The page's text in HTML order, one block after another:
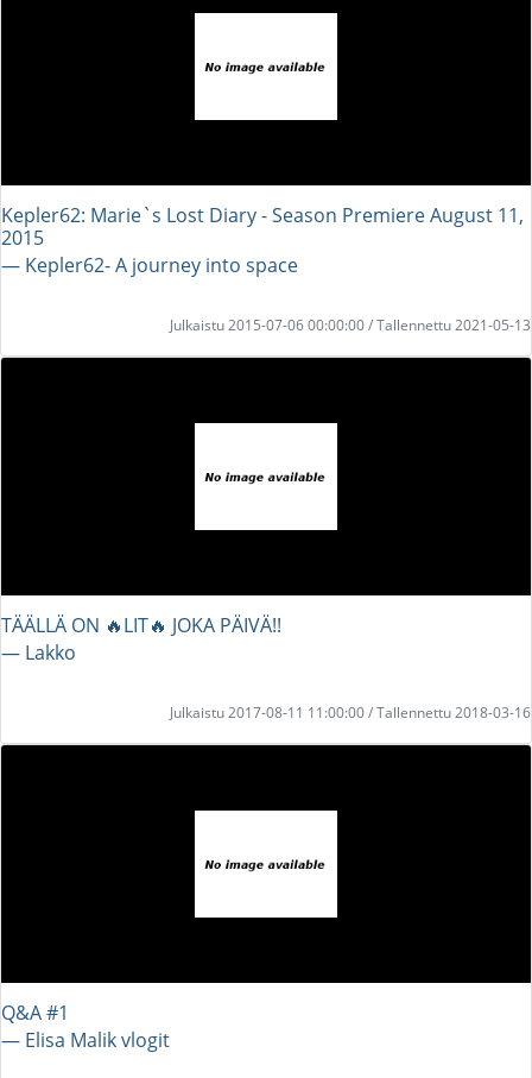
Kepler62: Marie`s Lost Diary - Season Premiere August 11,
2015
― Kepler62- A journey into space
Julkaistu 2015-07-06 00:00:00 / Tallennettu 2021-05-13
TÄÄLLÄ ON 🔥LIT🔥 JOKA PÄIVÄ!!
― Lakko
Julkaistu 2017-08-11 11:00:00 / Tallennettu 2018-03-16
Q&A #1
― Elisa Malik vlogit